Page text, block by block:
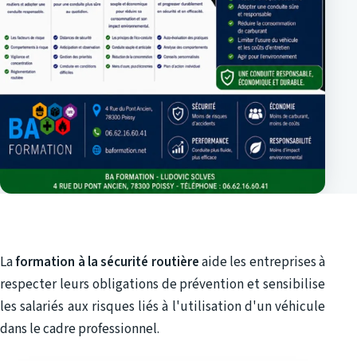
Laformation à la sécurité routièreaide les entreprises à
respecter leurs obligations de prévention et sensibilise
les salariés aux risques liés à l'utilisation d'un véhicule
dans le cadre professionnel.